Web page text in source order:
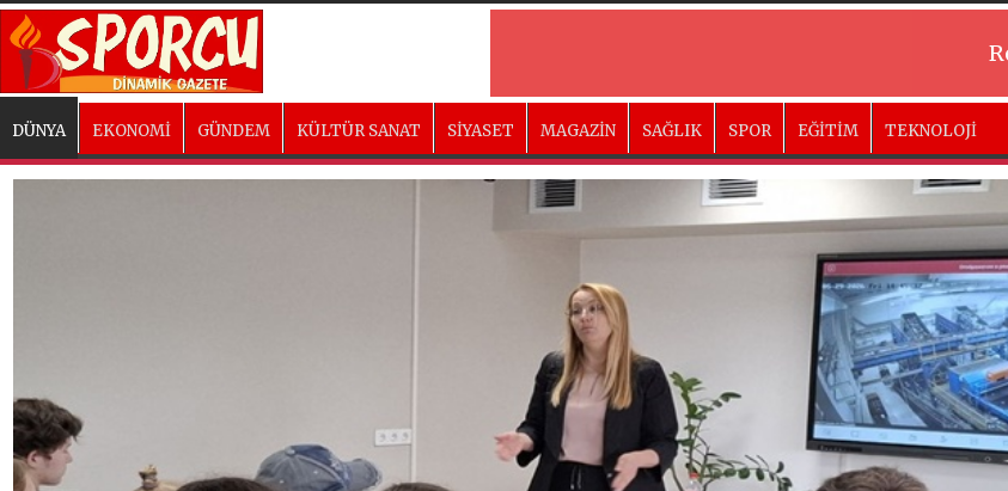
DÜNYA EKONOMİ GÜNDEM KÜLTÜR SANAT SİYASET MAGAZİN SAĞLIK SPOR EĞİTİM TEKNOLOJİ